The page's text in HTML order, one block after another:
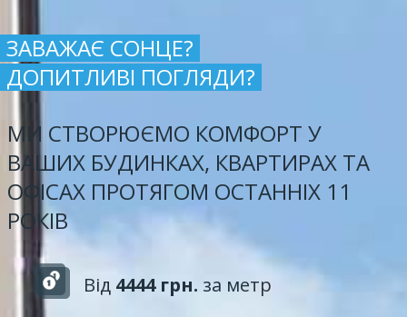
ЗАВАЖАЄ СОНЦЕ?
ДОПИТЛИВІ ПОГЛЯДИ?
МИ СТВОРЮЄМО КОМФОРТ У
ВАШИХ БУДИНКАХ, КВАРТИРАХ ТА
ОФІСАХ ПРОТЯГОМ ОСТАННІХ 11
РОКІВ
Від 4444 грн. за метр